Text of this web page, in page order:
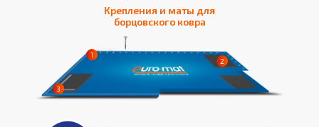
Крепления и маты для
борцовского ковра